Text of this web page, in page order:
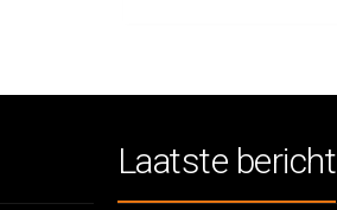
Laatste bericht